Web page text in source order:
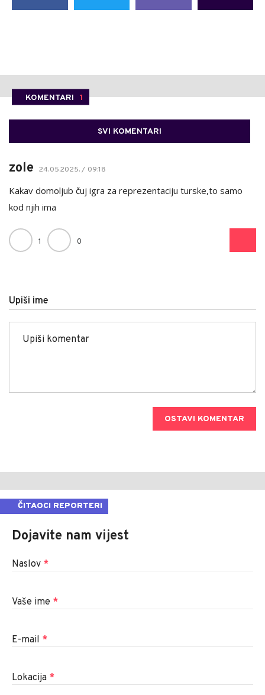
KOMENTARI 1
SVI KOMENTARI
zole 24.05.2025. / 09:18
Kakav domoljub čuj igra za reprezentaciju turske,to samo
kod njih ima
1 0
Upiši ime
OSTAVI KOMENTAR
ČITAOCI REPORTERI
Dojavite nam vijest
Naslov *
Vaše ime *
E-mail *
Lokacija *